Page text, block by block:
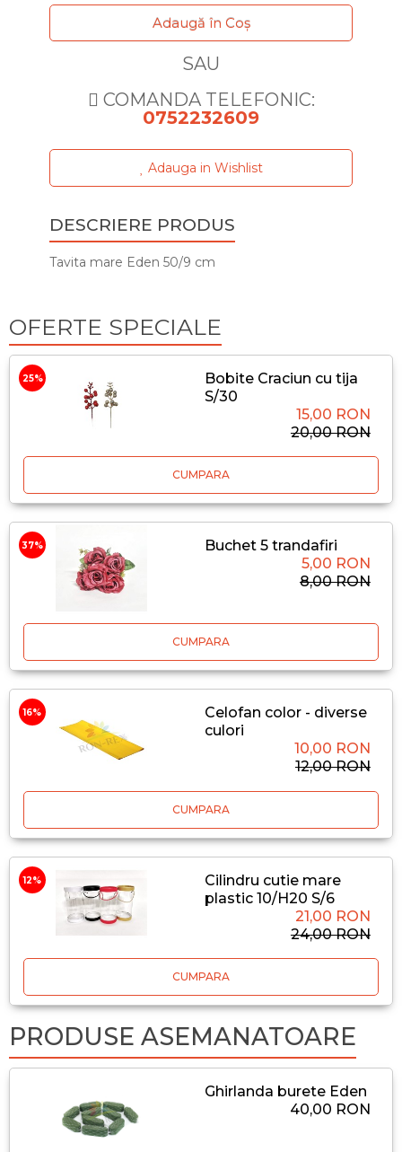
Adaugă în Coş
SAU
COMANDA TELEFONIC:
0752232609
Adauga in Wishlist
DESCRIERE PRODUS
Tavita mare Eden 50/9 cm
OFERTE SPECIALE
25%
Bobite Craciun cu tija
S/30
15,00 RON
20,00 RON
CUMPARA
37%
Buchet 5 trandafiri
5,00 RON
8,00 RON
CUMPARA
16%
Celofan color - diverse
culori
10,00 RON
12,00 RON
CUMPARA
12%
Cilindru cutie mare
plastic 10/H20 S/6
21,00 RON
24,00 RON
CUMPARA
PRODUSE ASEMANATOARE
Ghirlanda burete Eden
40,00 RON